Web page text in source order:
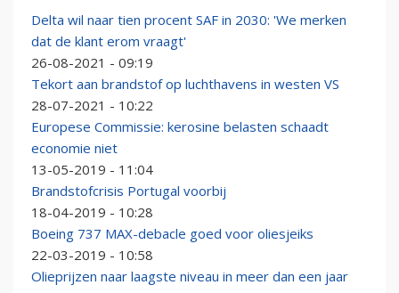
Delta wil naar tien procent SAF in 2030: 'We merken
dat de klant erom vraagt'
26-08-2021 - 09:19
Tekort aan brandstof op luchthavens in westen VS
28-07-2021 - 10:22
Europese Commissie: kerosine belasten schaadt
economie niet
13-05-2019 - 11:04
Brandstofcrisis Portugal voorbij
18-04-2019 - 10:28
Boeing 737 MAX-debacle goed voor oliesjeiks
22-03-2019 - 10:58
Olieprijzen naar laagste niveau in meer dan een jaar